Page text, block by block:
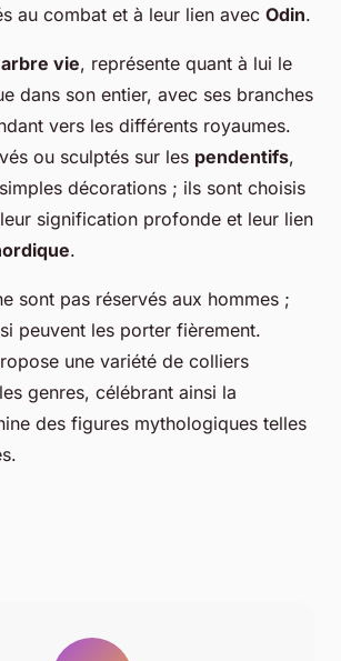
au combat et à leur lien avec Odin.
arbre vie, représente quant à lui le
dans son entier, avec ses branches
vers les différents royaumes.
ou sculptés sur les pendentifs,
décorations ; ils sont choisis
signification profonde et leur lien
.
sont pas réservés aux hommes ;
peuvent les porter fièrement.
une variété de colliers
genres, célébrant ainsi la
des figures mythologiques telles